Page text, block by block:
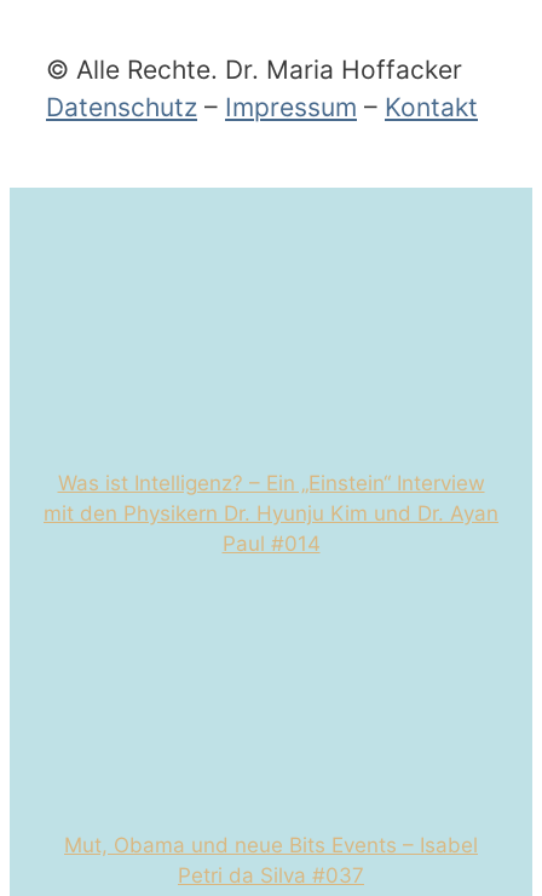
© Alle Rechte. Dr. Maria Hoffacker
Datenschutz – Impressum – Kontakt
Was ist Intelligenz? – Ein „Einstein“ Interview
mit den Physikern Dr. Hyunju Kim und Dr. Ayan
Paul #014
Mut, Obama und neue Bits Events – Isabel
Petri da Silva #037